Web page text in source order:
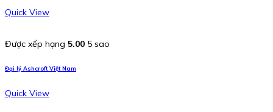
Quick View
Được xếp hạng 5.00 5 sao
Đại lý Ashcroft Việt Nam
Quick View